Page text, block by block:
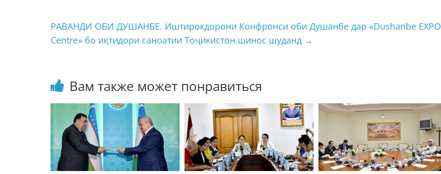
РАВАНДИ ОБИ ДУШАНБЕ. Иштирокдорони Конфронси оби Душанбе дар «Dushanbe EXPO
Centre» бо иқтидори саноатии Тоҷикистон шинос шуданд →
Вам также может понравиться